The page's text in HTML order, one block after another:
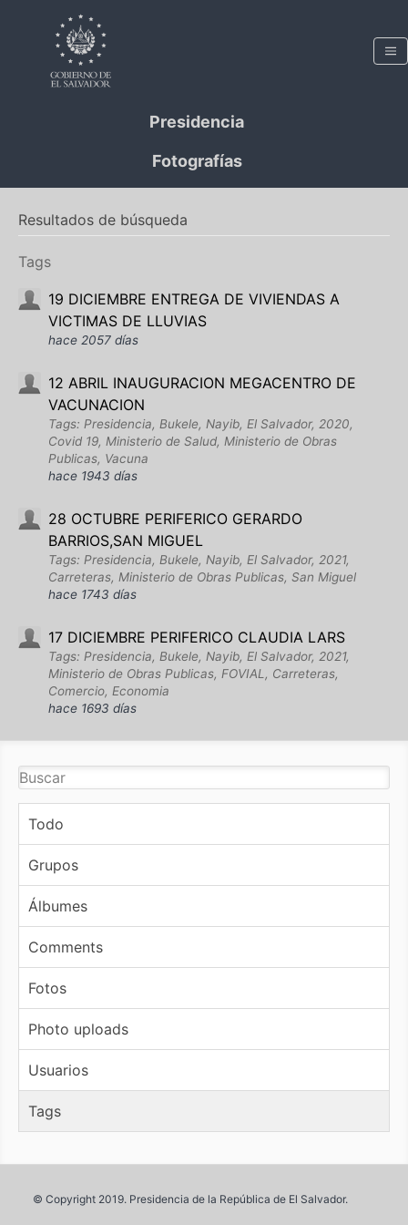
Presidencia
Fotografías
Resultados de búsqueda
Tags
19 DICIEMBRE ENTREGA DE VIVIENDAS A
VICTIMAS DE LLUVIAS
hace 2057 días
12 ABRIL INAUGURACION MEGACENTRO DE
VACUNACION
Tags: Presidencia, Bukele, Nayib, El Salvador, 2020,
Covid 19, Ministerio de Salud, Ministerio de Obras
Publicas, Vacuna
hace 1943 días
28 OCTUBRE PERIFERICO GERARDO
BARRIOS,SAN MIGUEL
Tags: Presidencia, Bukele, Nayib, El Salvador, 2021,
Carreteras, Ministerio de Obras Publicas, San Miguel
hace 1743 días
17 DICIEMBRE PERIFERICO CLAUDIA LARS
Tags: Presidencia, Bukele, Nayib, El Salvador, 2021,
Ministerio de Obras Publicas, FOVIAL, Carreteras,
Comercio, Economia
hace 1693 días
Todo
Grupos
Álbumes
Comments
Fotos
Photo uploads
Usuarios
Tags
© Copyright 2019. Presidencia de la República de El Salvador.